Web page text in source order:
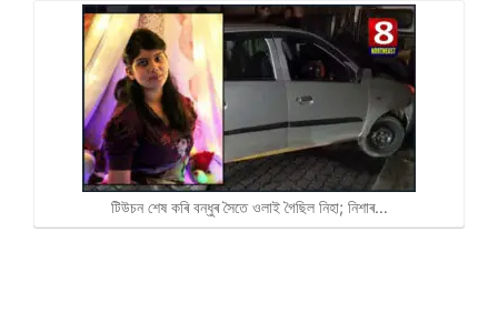
টিউচন শেষ কৰি বন্ধুৰ সৈতে ওলাই গৈছিল নিহা; নিশাৰ…